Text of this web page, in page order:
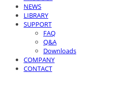
NEWS
LIBRARY
SUPPORT
FAQ
Q&A
Downloads
COMPANY
CONTACT